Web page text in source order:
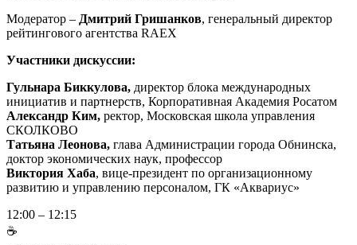
Модератор – Дмитрий Гришанков, генеральный директор
рейтингового агентства RAEX
Участники дискуссии:
Гульнара Биккулова, директор блока международных
инициатив и партнерств, Корпоративная Академия Росатом
Александр Ким, ректор, Московская школа управления
СКОЛКОВО
Татьяна Леонова, глава Администрации города Обнинска,
доктор экономических наук, профессор
Виктория Хаба, вице-президент по организационному
развитию и управлению персоналом, ГК «Аквариус»
12:00 – 12:15
☕